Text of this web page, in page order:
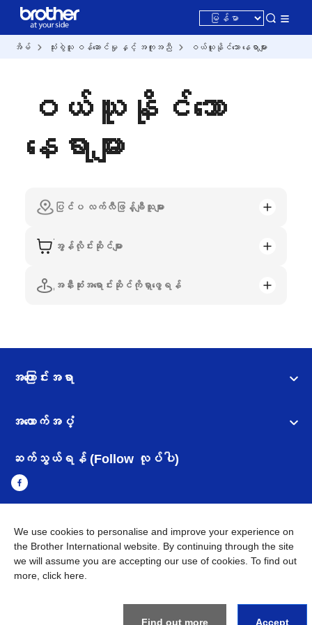
အိမ် သုံးစွဲသူ ဝန်ဆောင်မှု နှင့် အကူအညီ ဝယ်ယူနိုင်သော နေရာများ
ဝယ်ယူနိုင်သော
နေရာများ
ပြင်ပ လက်လီဖြန့်ချီသူများ
အွန်လိုင်းဆိုင်များ
အနီးဆုံးအရောင်းဆိုင်ကိုရှာဖွေရန်
အကြောင်းအရာ
အထောက်အပံ့
ဆက်သွယ်ရန် (Follow လုပ်ပါ)
Myanmar Brother ၏ ကမ္ဘာတစ်ဝန်းရှိ ကွန်ယက်များ
အချက်အလက်မူဝါဒ အသုံးပြုမူဝါဒ
Brother Global ဝက်ဆိုဒ်သို့သွားရန်
We use cookies to personalise and improve your experience on
the Brother International website. By continuing through the site
we will assume you are accepting our use of cookies. To find out
more, click here
Find out more Accept